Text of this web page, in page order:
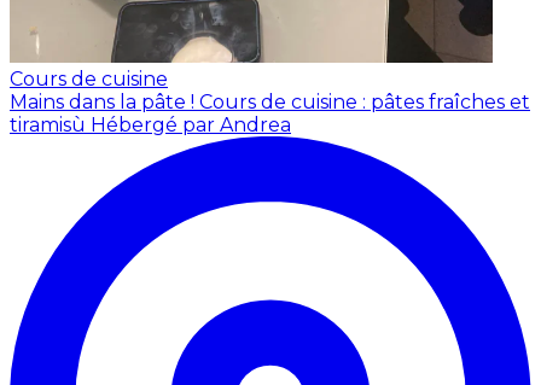
Cours de cuisine
Mains dans la pâte ! Cours de cuisine : pâtes fraîches et
tiramisù Hébergé par Andrea